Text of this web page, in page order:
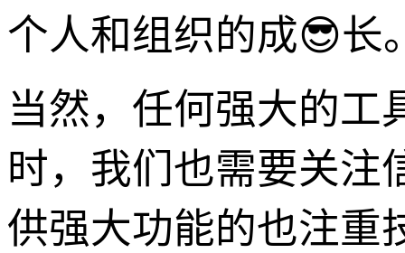
个人和组织的成😎长
当然，任何强大的工
时，我们也需要关注
供强大功能的也注重